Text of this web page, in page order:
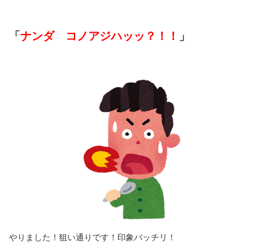
「ナンダ コノアジハッッ？！！ 」
やりました！狙い通りです！印象バッチリ！